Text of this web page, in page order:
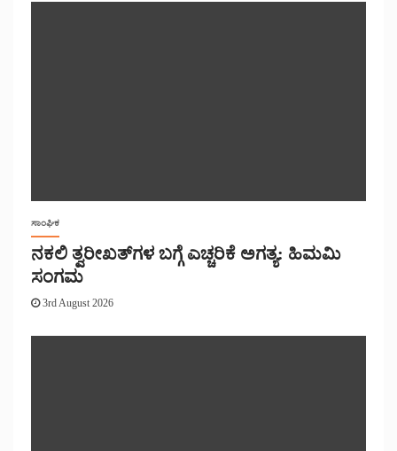
ಸಾಂಘಿಕ
ನಕಲಿ ತ್ವರೀಖತ್‌ಗಳ ಬಗ್ಗೆ ಎಚ್ಚರಿಕೆ ಅಗತ್ಯ: ಹಿಮಮಿ
ಸಂಗಮ
3rd August 2026